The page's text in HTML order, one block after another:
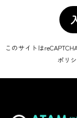
このサイトは
ポリ